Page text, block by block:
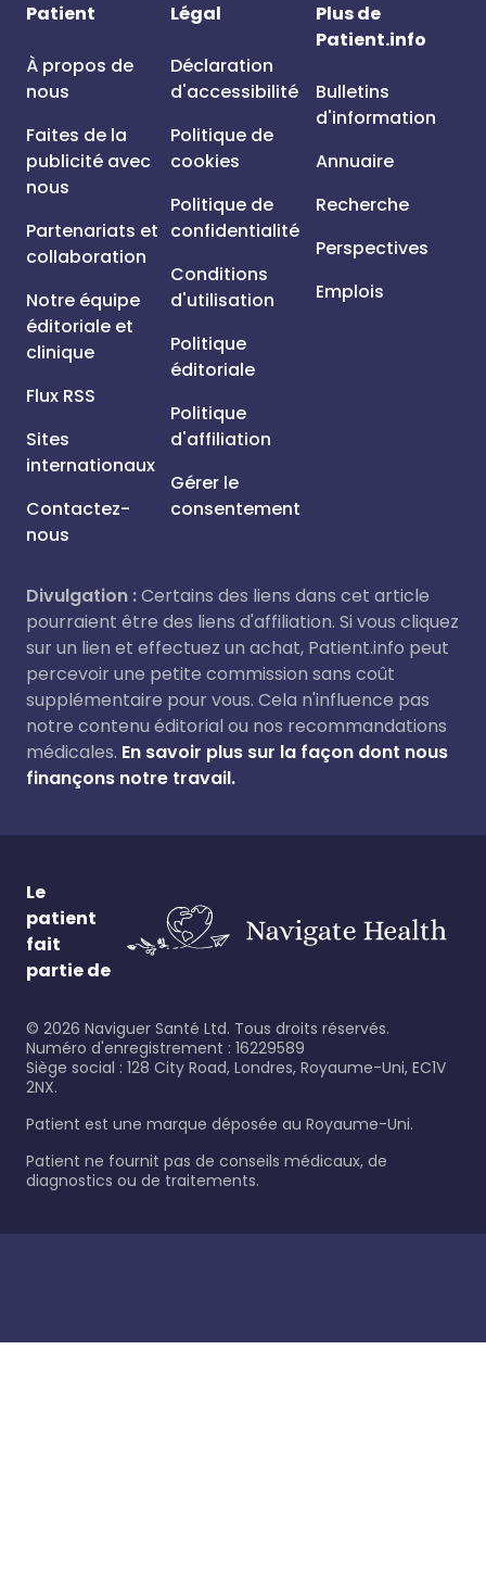
Patient
À propos de
nous
Faites de la
publicité avec
nous
Partenariats et
collaboration
Notre équipe
éditoriale et
clinique
Flux RSS
Sites
internationaux
Contactez-
nous
Légal
Déclaration
d'accessibilité
Politique de
cookies
Politique de
confidentialité
Conditions
d'utilisation
Politique
éditoriale
Politique
d'affiliation
Gérer le
consentement
Plus de
Patient.info
Bulletins
d'information
Annuaire
Recherche
Perspectives
Emplois
Divulgation :Certains des liens dans cet article
pourraient être des liens d'affiliation. Si vous cliquez
sur un lien et effectuez un achat, Patient.info peut
percevoir une petite commission sans coût
supplémentaire pour vous. Cela n'influence pas
notre contenu éditorial ou nos recommandations
médicales. En savoir plus sur la façon dont nous
finançons notre travail.
Le
patient
fait
partie de
© 2026 Naviguer Santé Ltd. Tous droits réservés.
Numéro d'enregistrement : 16229589
Siège social : 128 City Road, Londres, Royaume-Uni, EC1V
2NX.
Patient est une marque déposée au Royaume-Uni.
Patient ne fournit pas de conseils médicaux, de
diagnostics ou de traitements.